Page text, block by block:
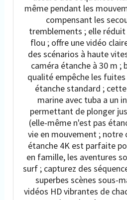
même pendant les
compensant les
tremblements ; elle
flou ; offre une vidéo
des scénarios à haute
caméra étanche à 30 m ;
qualité empêche les
étanche standard ;
marine avec tuba a un
permettant de plonger
(elle-même n'est pas
vie en mouvement ; notre
étanche 4K est parfaite
en famille, les aventures
surf ; capturez des
superbes scènes sous-
vidéos HD vibrantes de